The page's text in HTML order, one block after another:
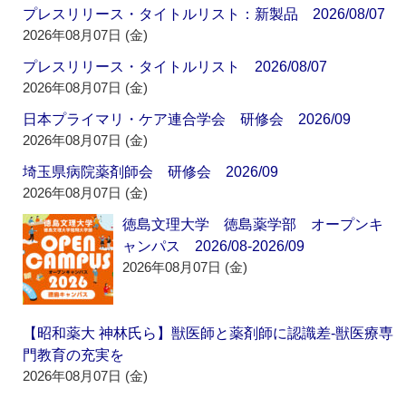
プレスリリース・タイトルリスト：新製品 2026/08/07
2026年08月07日 (金)
プレスリリース・タイトルリスト 2026/08/07
2026年08月07日 (金)
日本プライマリ・ケア連合学会 研修会 2026/09
2026年08月07日 (金)
埼玉県病院薬剤師会 研修会 2026/09
2026年08月07日 (金)
徳島文理大学 徳島薬学部 オープンキ
ャンパス 2026/08-2026/09
2026年08月07日 (金)
【昭和薬大 神林氏ら】獣医師と薬剤師に認識差‐獣医療専
門教育の充実を
2026年08月07日 (金)